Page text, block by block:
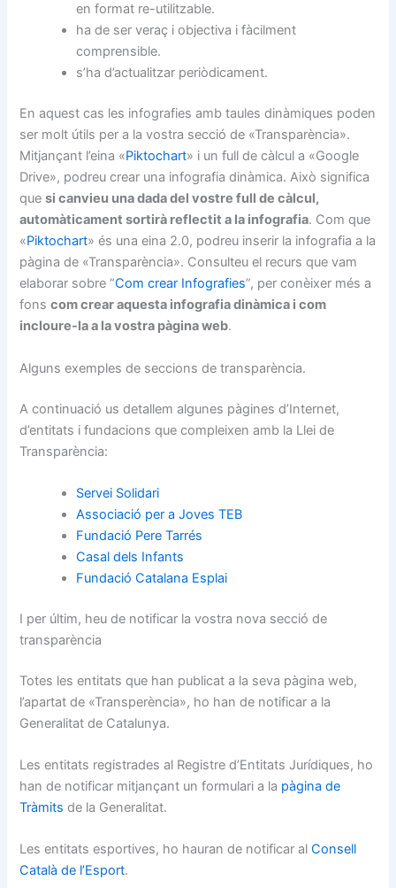
en format re-utilitzable.
ha de ser veraç i objectiva i fàcilment
comprensible.
s’ha d’actualitzar periòdicament.
En aquest cas les infografies amb taules dinàmiques poden
ser molt útils per a la vostra secció de «Transparència».
Mitjançant l’eina «Piktochart» i un full de càlcul a «Google
Drive», podreu crear una infografia dinàmica. Això significa
quesi canvieu una dada del vostre full de càlcul,
automàticament sortirà reflectit a la infografia. Com que
«Piktochart» és una eina 2.0, podreu inserir la infografia a la
pàgina de «Transparència». Consulteu el recurs que vam
elaborar sobre “Com crear Infografies”, per conèixer més a
fonscom crear aquesta infografia dinàmica i com
incloure-la a la vostra pàgina web.
Alguns exemples de seccions de transparència.
A continuació us detallem algunes pàgines d’Internet,
d’entitats i fundacions que compleixen amb la Llei de
Transparència:
Servei Solidari
Associació per a Joves TEB
Fundació Pere Tarrés
Casal dels Infants
Fundació Catalana Esplai
I per últim, heu de notificar la vostra nova secció de
transparència
Totes les entitats que han publicat a la seva pàgina web,
l’apartat de «Transperència», ho han de notificar a la
Generalitat de Catalunya.
Les entitats registrades al Registre d’Entitats Jurídiques, ho
han de notificar mitjançant un formulari a la pàgina de
Tràmits de la Generalitat.
Les entitats esportives, ho hauran de notificar alConsell
Català de l’Esport.